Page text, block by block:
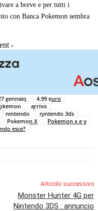
a breve e per tutti i
con Banca Pokemon sembra
-
gennaio
4.99 euro
arrivo
nintendo
nintendo 3ds
Pokemon X
Pokemon x e y
esce?
Articolo successivo
Monster Hunter 4G per
Nintendo 3DS : annuncio